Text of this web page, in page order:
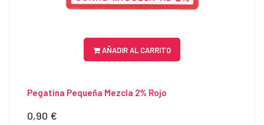
AÑADIR AL CARRITO
Pegatina Pequeña Mezcla 2% Rojo
Precio
0,90 €